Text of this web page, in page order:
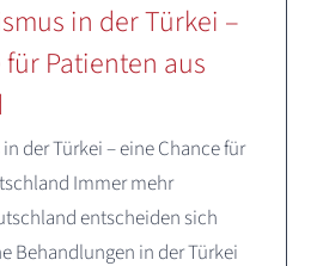
in der Türkei –
Patienten aus
der Türkei – eine Chance für
Immer mehr
entscheiden sich
Behandlungen in der Türkei